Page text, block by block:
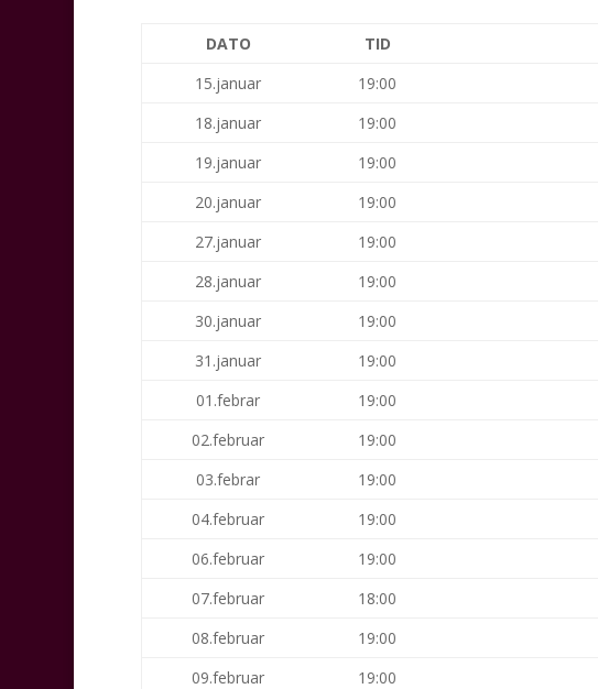
DATO TID
15.januar
19:00
18.januar
19:00
19.januar
19:00
20.januar
19:00
27.januar
19:00
28.januar
19:00
30.januar
19:00
31.januar
19:00
01.febrar
19:00
02.februar
19:00
03.febrar
19:00
04.februar
19:00
06.februar
19:00
07.februar
18:00
08.februar
19:00
09.februar
19:00